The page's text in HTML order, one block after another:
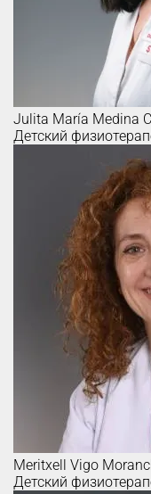
Julita María Medina
Детский
Meritxell Vigo
Детский